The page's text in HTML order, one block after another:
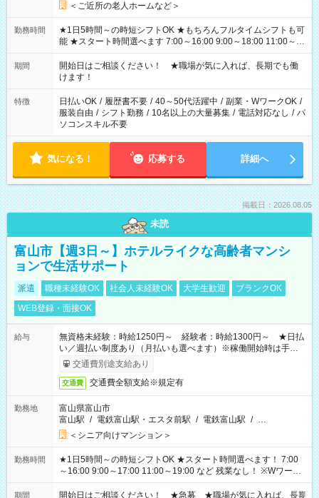
＜ご近所の老人ホームなど＞
勤務時間
★1日5時間～の時短シフトOK ★もちろんフルタイムシフトも可
能 ★スタート時間選べます 7:00～16:00 9:00～18:00 11:00～
20:00 など 残業なし！ ※Wワークの場合、他のお仕事と合わせ
週40時間超の就業はご案内できません ※法令に基づき、週20時
間以上勤務は社会保険への加入対象となります ※労働者派遣法
（日雇い派遣の原則禁止）により、短時間・短期間の就業はご
案内が難しい場合があります
期間
開始日はご相談ください！ ★職場が気に入れば、長期でも働
けます！
特徴 日払いOK / 履歴書不要 / 40～50代活躍中 / 副業・WワークOK /
服装自由 / シフト勤務 / 10名以上の大量募集 / 電話対応なし / パ
ソコンスキル不要
気になる！ 応募する 詳細へ
掲載日：2026.08.05
未読
富山市【週3日～】ホテルライクな高齢者マンシ
ョンで生活サポート
派遣 職種未経験OK 社会人未経験OK 大学生歓迎
ブランクOK
WEB登録・面接OK
給与
無資格未経験：時給1250円～ 経験者：時給1300円～ ★日払
い／週払い制度あり（月払いも選べます）※稼働開始時は手続き
完了次第のお支払いとなります。
交通費別途支給あり
交通費 交通費全額支給※規定有
勤務地
富山県富山市
富山駅 / 電鉄富山駅・エスタ前駅 / 電鉄富山駅 / …
＜シニア向けマンション＞
勤務時間
★1日5時間～の時短シフトOK ★スタート時間選べます！ 7:00
～16:00 9:00～17:00 11:00～19:00 など 残業なし！ ※Wワーク
の場合、他のお仕事と合わせ週40時間超の就業はご案内できま
せん ※法令に基づき、週20時間以上勤務は社会保険への加入対
期間
開始日はご相談ください！ ★急募 ★職場が気に入れば、長期